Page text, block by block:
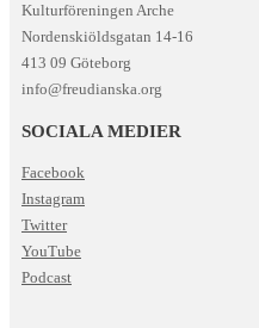
Kulturföreningen Arche
Nordenskiöldsgatan 14-16
413 09 Göteborg
info@freudianska.org
SOCIALA MEDIER
Facebook
Instagram
Twitter
YouTube
Podcast